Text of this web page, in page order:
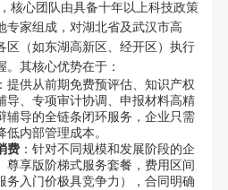
核心团队由具备十年以上科技政策
专家组成，对湖北省及武汉市高
区（如东湖高新区、经开区）执行
其核心优势在于：
提供从前期免费预评估、知识产权
导、专项审计协调、申报材料高精
辅导的全链条闭环服务，企业只需
内部管理成本。
费：针对不同规模和发展阶段的企
尊享版阶梯式服务套餐，费用区间
务入门价极具竞争力），合同明确